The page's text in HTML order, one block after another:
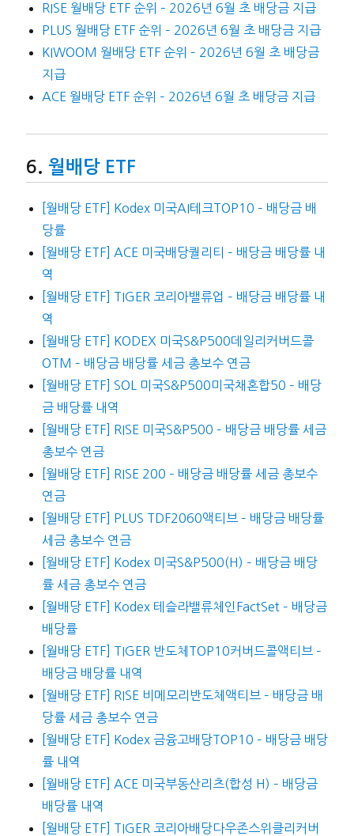
RISE 월배당 ETF 순위 – 2026년 6월 초 배당금 지급
PLUS 월배당 ETF 순위 – 2026년 6월 초 배당금 지급
KIWOOM 월배당 ETF 순위 – 2026년 6월 초 배당금
지급
ACE 월배당 ETF 순위 – 2026년 6월 초 배당금 지급
월배당 ETF
[월배당 ETF] Kodex 미국AI테크TOP10 – 배당금 배
당률
[월배당 ETF] ACE 미국배당퀄리티 – 배당금 배당률 내
역
[월배당 ETF] TIGER 코리아밸류업 – 배당금 배당률 내
역
[월배당 ETF] KODEX 미국S&P500데일리커버드콜
OTM – 배당금 배당률 세금 총보수 연금
[월배당 ETF] SOL 미국S&P500미국채혼합50 – 배당
금 배당률 내역
[월배당 ETF] RISE 미국S&P500 – 배당금 배당률 세금
총보수 연금
[월배당 ETF] RISE 200 – 배당금 배당률 세금 총보수
연금
[월배당 ETF] PLUS TDF2060액티브 – 배당금 배당률
세금 총보수 연금
[월배당 ETF] Kodex 미국S&P500(H) – 배당금 배당
률 세금 총보수 연금
[월배당 ETF] Kodex 테슬라밸류체인FactSet – 배당금
배당률
[월배당 ETF] TIGER 반도체TOP10커버드콜액티브 –
배당금 배당률 내역
[월배당 ETF] RISE 비메모리반도체액티브 – 배당금 배
당률 세금 총보수 연금
[월배당 ETF] Kodex 금융고배당TOP10 – 배당금 배당
률 내역
[월배당 ETF] ACE 미국부동산리츠(합성 H) – 배당금
배당률 내역
[월배당 ETF] TIGER 코리아배당다우존스위클리커버